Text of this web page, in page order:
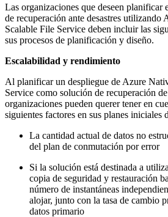
Las organizaciones que deseen planificar
de recuperación ante desastres
Scalable File Service deben incluir las
sus procesos de planificación y diseño.
Escalabilidad y rendimiento
Al planificar un despliegue de Azure
Service como solución de recuperación de
organizaciones pueden querer tener en
siguientes factores en sus planes iniciales
La cantidad actual de datos no
del plan de conmutación por error
Si la solución está destinada a
copia de seguridad y restauración
número de instantáneas
alojar, junto con la tasa de cambio
datos primario